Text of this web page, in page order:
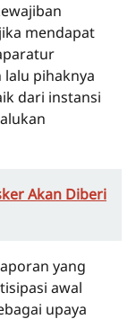
mendapat
pihaknya
dari instansi
Akan Diberi
yang
awal
upaya